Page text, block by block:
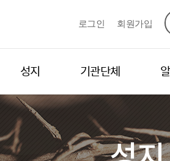
로그인 회원가입
성지 기관단체